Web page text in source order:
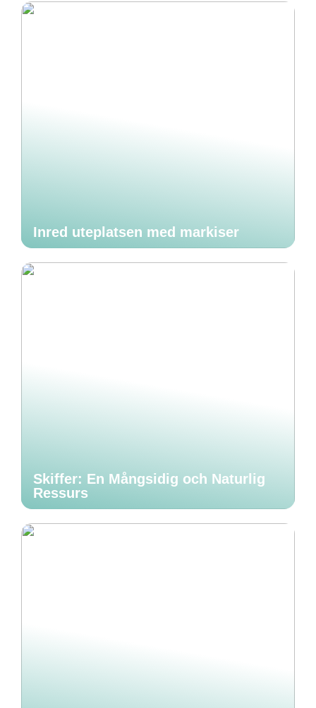
Inred uteplatsen med markiser
Skiffer: En Mångsidig och Naturlig
Ressurs